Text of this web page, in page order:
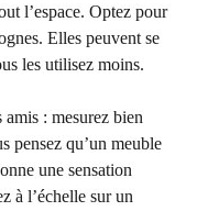
l’espace. Optez pour
Elles peuvent se
les utilisez moins.
: mesurez bien
pensez qu’un meuble
une sensation
à l’échelle sur un